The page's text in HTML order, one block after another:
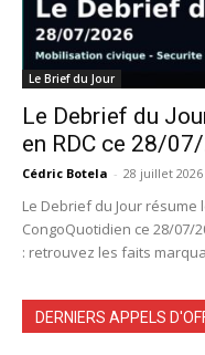
Le Brief du Jour
Le Debrief du
en RDC ce 28/
Cédric Botela - 28 juillet 2026
Le Debrief du Jour
CongoQuotidien ce 28/07/
: retrouvez les faits
DERNIERS APPELS